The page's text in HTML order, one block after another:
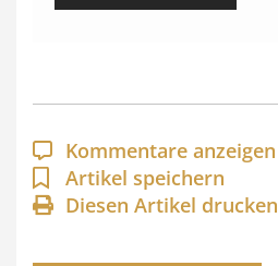
p
a
n
n
Kommentare anzeigen
Artikel speichern
Diesen Artikel drucken